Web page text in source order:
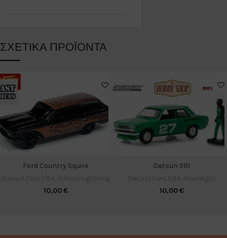
ΣΧΕΤΙΚΆ ΠΡΟΪΌΝΤΑ
Ford Country Squire
10,00€
Datsun 510
10,00€